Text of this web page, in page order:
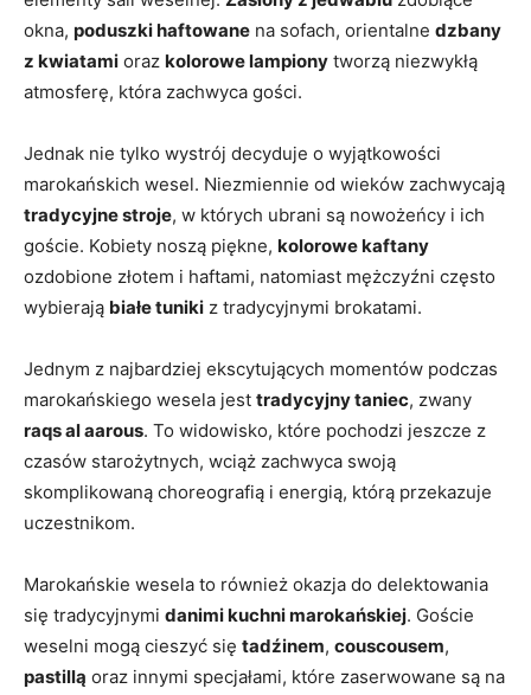
okna, poduszki haftowane na sofach, orientalne dzbany
z kwiatami oraz⁣ kolorowe lampiony tworzą niezwykłą
atmosferę, ⁣która zachwyca gości.
Jednak nie tylko‌ wystrój decyduje o wyjątkowości
marokańskich wesel. Niezmiennie ‍od ​wieków zachwycają
tradycyjne stroje, w których ubrani są nowożeńcy i ich‍
goście. Kobiety noszą piękne, kolorowe kaftany
ozdobione złotem i haftami, natomiast mężczyźni często
wybierają białe‌ tuniki z tradycyjnymi brokatami.
Jednym z najbardziej ekscytujących momentów podczas
marokańskiego wesela jest tradycyjny taniec, zwany
raqs al aarous. To‌ widowisko, które​ pochodzi jeszcze z
czasów starożytnych, wciąż‍ zachwyca swoją
⁣skomplikowaną choreografią i energią, którą przekazuje
uczestnikom.
Marokańskie wesela to również okazja do delektowania
się tradycyjnymi danimi kuchni marokańskiej.⁤ Goście
weselni mogą cieszyć⁢ się tadźinem, couscousem,​
pastillą oraz innymi specjałami, które zaserwowane są na